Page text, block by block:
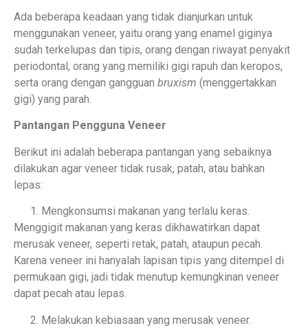
Ada beberapa keadaan yang tidak dianjurkan untuk
menggunakan veneer, yaitu orang yang enamel giginya
sudah terkelupas dan tipis, orang dengan riwayat penyakit
periodontal, orang yang memiliki gigi rapuh dan keropos,
serta orang dengan gangguan bruxism (menggertakkan
gigi) yang parah.
Pantangan Pengguna Veneer
Berikut ini adalah beberapa pantangan yang sebaiknya
dilakukan agar veneer tidak rusak, patah, atau bahkan
lepas:
Mengkonsumsi makanan yang terlalu keras.
Menggigit makanan yang keras dikhawatirkan dapat
merusak veneer, seperti retak, patah, ataupun pecah.
Karena veneer ini hanyalah lapisan tipis yang ditempel di
permukaan gigi, jadi tidak menutup kemungkinan veneer
dapat pecah atau lepas.
Melakukan kebiasaan yang merusak veneer.